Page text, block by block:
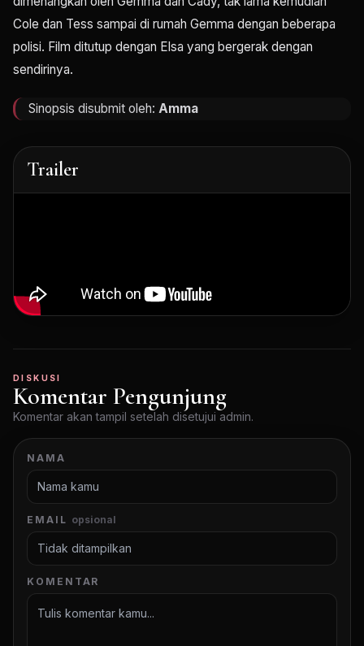
Cole dan Tess sampai di rumah Gemma dengan beberapa
polisi. Film ditutup dengan Elsa yang bergerak dengan
sendirinya.
Sinopsis disubmit oleh: Amma
Trailer
DISKUSI
Komentar Pengunjung
Komentar akan tampil setelah disetujui admin.
NAMA
EMAIL opsional
KOMENTAR